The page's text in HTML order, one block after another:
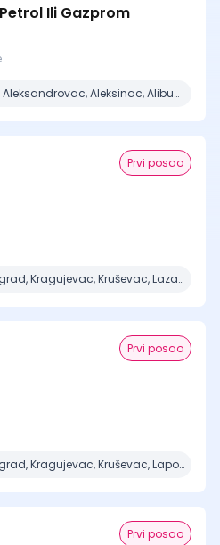
Ili Gazprom
Ada, Aleksandrovac, Aleksinac, Alibunar, Apatin + 206 mesta
Prvi posao
Beograd, Kragujevac, Kruševac, Lazarevac, Mladenovac + 6 mesta
Prvi posao
Beograd, Kragujevac, Kruševac, Lapovo, Niš + 4 mesta
Prvi posao